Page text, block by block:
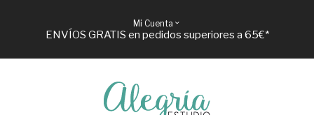
Mi Cuenta
ENVÍOS GRATIS en pedidos superiores a 65€*